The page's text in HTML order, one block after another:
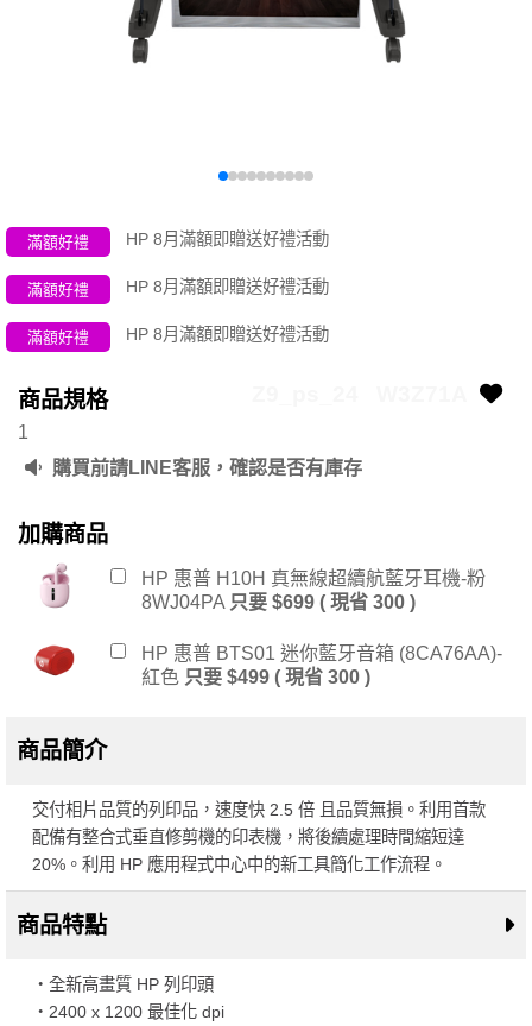
滿額好禮 HP 8月滿額即贈送好禮活動
滿額好禮 HP 8月滿額即贈送好禮活動
滿額好禮 HP 8月滿額即贈送好禮活動
商品規格
1
購買前請LINE客服，確認是否有庫存
加購商品
HP 惠普 H10H 真無線超續航藍牙耳機-粉
8WJ04PA 只要 $699 ( 現省 300 )
HP 惠普 BTS01 迷你藍牙音箱 (8CA76AA)-
紅色 只要 $499 ( 現省 300 )
商品簡介
交付相片品質的列印品，速度快 2.5 倍 且品質無損。利用首款
配備有整合式垂直修剪機的印表機，將後續處理時間縮短達
20%。利用 HP 應用程式中心中的新工具簡化工作流程。
商品特點
・全新高畫質 HP 列印頭
・2400 x 1200 最佳化 dpi